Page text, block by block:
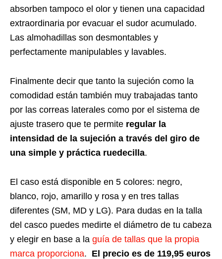
absorben tampoco el olor y tienen una capacidad
extraordinaria por evacuar el sudor acumulado.
Las almohadillas son desmontables y
perfectamente manipulables y lavables.
Finalmente decir que tanto la sujeción como la
comodidad están también muy trabajadas tanto
por las correas laterales como por el sistema de
ajuste trasero que te permite regular la
intensidad de la sujeción a través del giro de
una simple y práctica ruedecilla.
El caso está disponible en 5 colores: negro,
blanco, rojo, amarillo y rosa y en tres tallas
diferentes (SM, MD y LG). Para dudas en la talla
del casco puedes medirte el diámetro de tu cabeza
y elegir en base a la guía de tallas que la propia
marca proporciona. El precio es de 119,95 euros